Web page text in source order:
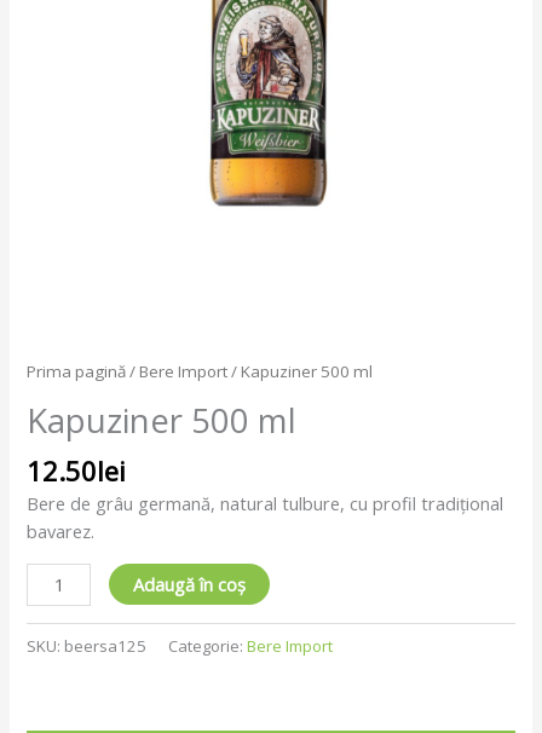
Prima pagină/ Bere Import/ Kapuziner 500 ml
Kapuziner 500 ml
12.50lei
Bere de grâu germană, natural tulbure, cu profil tradițional
bavarez.
Adaugă în coș
SKU: beersa125 Categorie:Bere Import